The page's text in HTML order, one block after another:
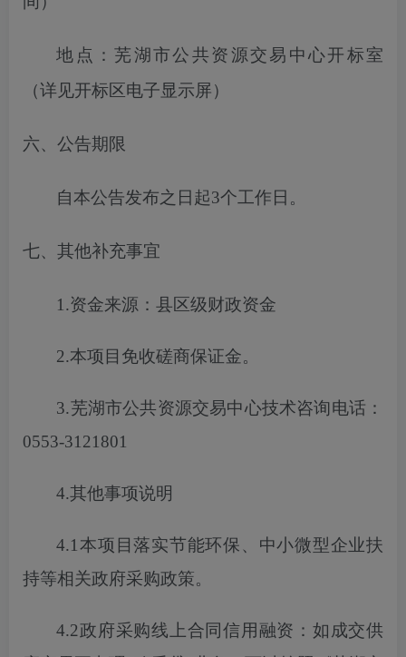
地点：芜湖市公共资源交易中心开标室
（详见开标区电子显示屏）
六、公告期限
自本公告发布之日起3个工作日。
七、其他补充事宜
1.资金来源 ：县区级财政资金
2.本项目免收磋商保证金。
3.芜湖市公共资源交易中心技术咨询电话：
0553-3121801
4.其他事项说明
4.1本项目落实节能环保、中小微型企业扶
持等相关政府采购政策。
4.2政府采购线上合同信用融资：如成交供